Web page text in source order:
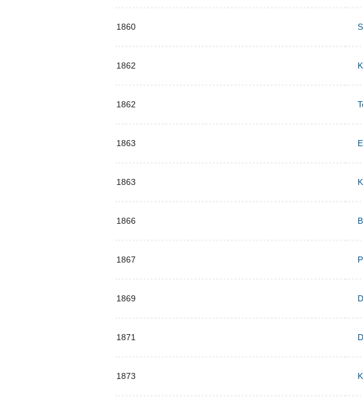
1860
1862
1862
1863
1863
1866
1867
1869
1871
1873